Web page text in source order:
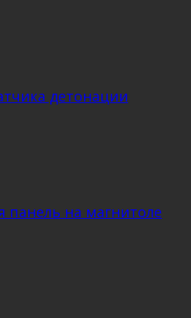
детонации
панель на магнитоле